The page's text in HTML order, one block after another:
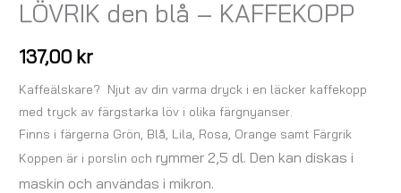
LÖVRIK den blå – KAFFEKOPP
137,00 kr
Kaffeälskare? Njut av din varma dryck i en läcker kaffekopp
med tryck av färgstarka löv i olika färgnyanser.
Finns i färgerna Grön, Blå, Lila, Rosa, Orange samt Färgrik
Koppen är i porslin och rymmer 2,5 dl. Den kan diskas i
maskin och användas i mikron.